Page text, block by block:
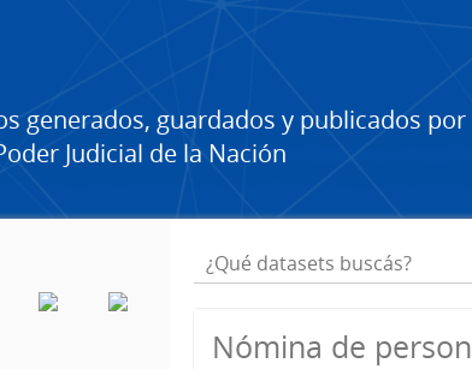
generados, guardados y publicados por
Judicial de la Nación
Nómina de